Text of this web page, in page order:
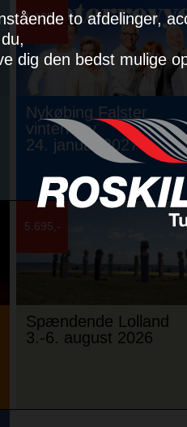
1.125,-
Nykøbing Falster
vinterrevy
24. januar 2027
5.695,-
Spændende Lolland
3.-6. august 2026
to afdelinger,
du,
dig den bedst mulige